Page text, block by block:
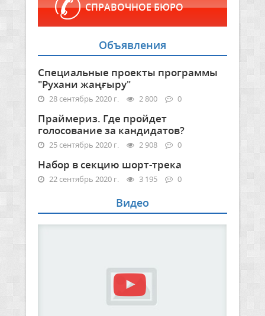
СПРАВОЧНОЕ БЮРО
Объявления
Специальные проекты программы
"Рухани жаңғыру"
28 сентябрь 2020 г. 2 800 0
Праймериз. Где пройдет
голосование за кандидатов?
25 сентябрь 2020 г. 2 908 0
Набор в секцию шорт-трека
22 сентябрь 2020 г. 3 195 0
Видео